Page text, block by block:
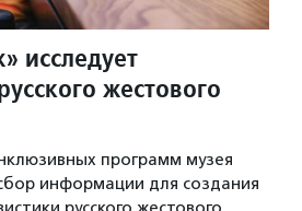
исследует
жестового
программ музея
информации для создания